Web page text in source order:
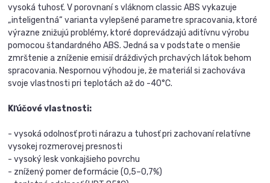
vysoká tuhosť. V porovnaní s vláknom classic ABS vykazuje
„inteligentná“ varianta vylepšené parametre spracovania, ktoré
výrazne znižujú problémy, ktoré doprevádzajú aditívnu výrobu
pomocou štandardného ABS. Jedná sa v podstate o menšie
zmrštenie a zníženie emisií dráždivých prchavých látok behom
spracovania. Nespornou výhodou je, že materiál si zachováva
svoje vlastnosti pri teplotách až do -40°C.
Kľúčové vlastnosti:
- vysoká odolnosť proti nárazu a tuhosť pri zachovaní relatívne
vysokej rozmerovej presnosti
- vysoký lesk vonkajšieho povrchu
- znížený pomer deformácie (0,5–0,7%)